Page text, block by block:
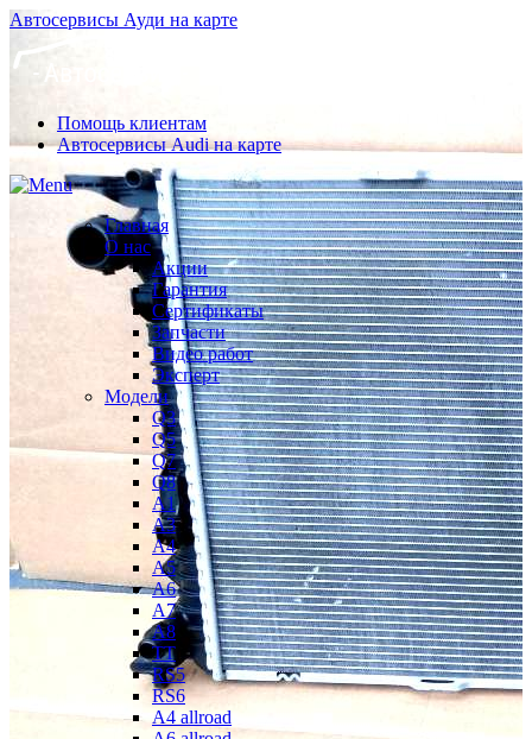
Автосервисы Ауди на карте
Помощь клиентам
Автосервисы Audi на карте
Главная
О нас
Акции
Гарантия
Сертификаты
Запчасти
Видео работ
Эксперт
Модели
Q3
Q5
Q7
Q8
A1
A3
A4
A5
A6
A7
A8
TT
RS5
RS6
A4 allroad